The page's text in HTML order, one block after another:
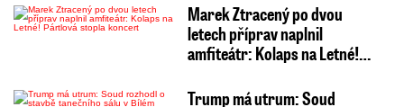
Marek Ztracený po dvou
letech příprav naplnil
amfiteátr: Kolaps na Letné!…
Trump má utrum: Soud